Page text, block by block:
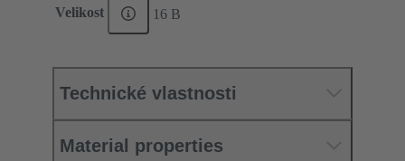
Velikost 16 B
Technické vlastnosti
Material properties